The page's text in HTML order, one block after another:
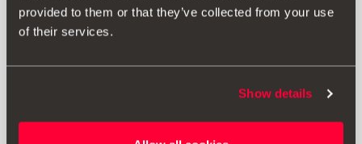
provided to them or that they’ve collected from your use
of their services.
Show details
Przejdź do produktu